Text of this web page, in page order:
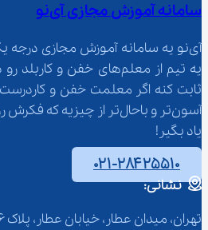
سامانه آموزش مجازی آی‌نو
آی‌نو یه سامانه آموزش مجازی
یه تیم از معلم‌‌های خفن و
ثابت کنه اگر معلمت خفن و
یاد بگیر!
۰۲۱-۲۸۴۲۵۵۱۰
نشانی: